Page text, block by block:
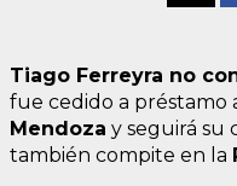
Tiago Ferreyra no
fue cedido a préstamo
Mendoza y seguirá su
también compite en la